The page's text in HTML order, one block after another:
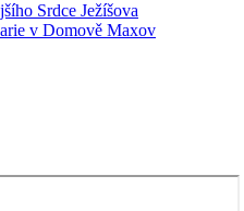
Srdce Ježíšova
v Domově Maxov